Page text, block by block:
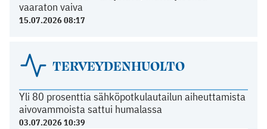
vaaraton vaiva
15.07.2026 08:17
TERVEYDENHUOLTO
Yli 80 prosenttia sähköpotkulautailun aiheuttamista
aivovammoista sattui humalassa
03.07.2026 10:39